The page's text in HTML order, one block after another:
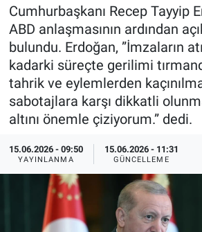
Cumhurbaşkanı Recep Tayyip
ABD anlaşmasının ardından
bulundu. Erdoğan, ”İmzaların
kadarki süreçte gerilimi
tahrik ve eylemlerden
sabotajlara karşı dikkatli
altını önemle çiziyorum.” dedi.
15.06.2026 - 09:50
YAYINLANMA
15.06.2026 - 11:31
GÜNCELLEME
Trend
Özel Haberler
Yazarlar
Ekonomi
Dünya
Medya
Erişim Bilgileri
Son Dakika Haberleri
Haber Arşivi